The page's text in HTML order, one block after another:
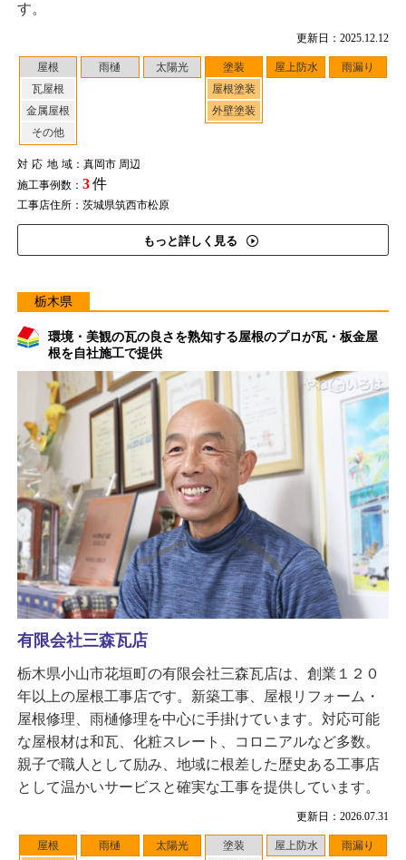
更新日：2025.12.12
屋根
瓦屋根
金属屋根
その他
雨樋 太陽光
塗装
屋根塗装
外壁塗装
屋上防水 雨漏り
対応地域：真岡市 周辺
施工事例数： 3件
工事店住所：茨城県筑西市松原
もっと詳しく見る
す。
栃木県
環境・美観の瓦の良さを熟知する屋根のプロが瓦・板金屋
根を自社施工で提供
更新日：2026.07.31
屋根
雨樋 太陽光
塗装
屋上防水 雨漏り
有限会社三森瓦店
栃木県小山市花垣町の有限会社三森瓦店は、創業１２０
年以上の屋根工事店です。新築工事、屋根リフォーム・
屋根修理、雨樋修理を中心に手掛けています。対応可能
な屋根材は和瓦、化粧スレート、コロニアルなど多数。
親子で職人として励み、地域に根差した歴史ある工事店
として温かいサービスと確実な工事を提供しています。